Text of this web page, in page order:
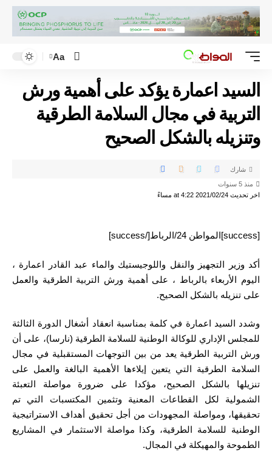
Aa
السيد اعمارة يؤكد على أهمية ورش
التربية في مجال السلامة الطرقية
وتنزيله بالشكل الصحيح
اخر تحديث 2021/02/24 at 4:22 مساءً
منذ 5 سنوات
شارك
[success]المواطن 24/الرباط[/success]
أكد وزير التجهيز والنقل واللوجيستيك والماء عبد القادر اعمارة ،
اليوم الأربعاء بالرباط ، على أهمية ورش التربية الطرقية والعمل
على تنزيله بالشكل الصحيح.
وشدد السيد اعمارة في كلمة بمناسبة انعقاد أشغال الدورة الثالثة
للمجلس الإداري للوكالة الوطنية للسلامة الطرقية (نارسا)، على أن
ورش التربية الطرقية يعد من بين التوجهات المستقبلية في مجال
السلامة الطرقية التي يتعين إيلاءها الأهمية البالغة والعمل على
تنزيلها بالشكل الصحيح، مؤكدا على ضرورة مواصلة التعبئة
الشمولية لكل القطاعات المعنية وتثمين المكتسبات التي تم
تحقيقها، ومواصلة المجهودات من أجل تحقيق أهداف الاستراتيجية
الوطنية للسلامة الطرقية، وكذا مواصلة الاستثمار في المشاريع
الطموحة والمهيكلة في المجال.